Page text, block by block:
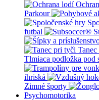
Parkour
futbal
Tlmiaca podložka pod
ihriská
Zimné športy
Psychomotorika